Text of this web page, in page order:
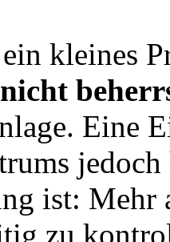
kleines
Eine
ist: Mehr
zu